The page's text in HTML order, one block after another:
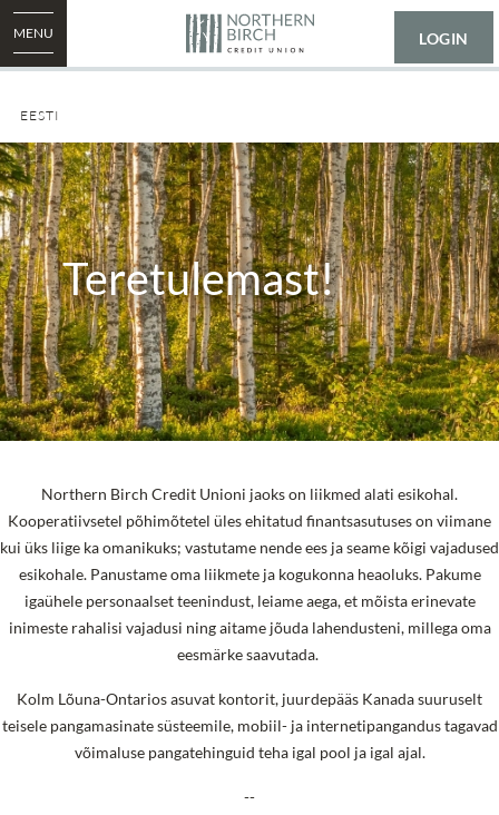
LOGIN
MENU
EESTI
Teretulemast!
Northern Birch Credit Unioni jaoks on liikmed alati esikohal.
Kooperatiivsetel põhimõtetel üles ehitatud finantsasutuses on viimane
kui üks liige ka omanikuks; vastutame nende ees ja seame kõigi vajadused
esikohale. Panustame oma liikmete ja kogukonna heaoluks. Pakume
igaühele personaalset teenindust, leiame aega, et mõista erinevate
inimeste rahalisi vajadusi ning aitame jõuda lahendusteni, millega oma
eesmärke saavutada.
Kolm Lõuna-Ontarios asuvat kontorit, juurdepääs Kanada suuruselt
teisele pangamasinate süsteemile, mobiil- ja internetipangandus tagavad
võimaluse pangatehinguid teha igal pool ja igal ajal.
--